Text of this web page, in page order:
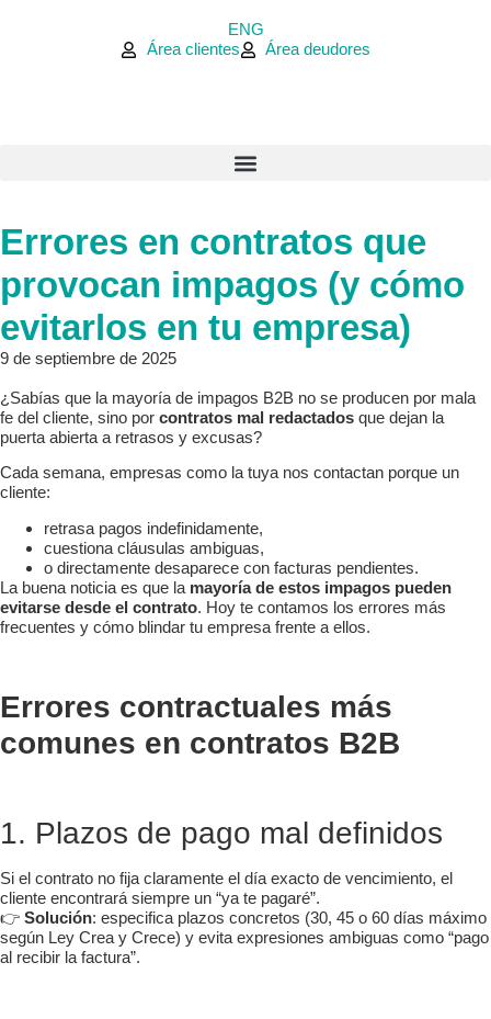
ENG
Área clientes
Área deudores
Errores en contratos que
provocan impagos (y cómo
evitarlos en tu empresa)
9 de septiembre de 2025
¿Sabías que la mayoría de impagos B2B no se producen por mala
fe del cliente, sino por contratos mal redactados que dejan la
puerta abierta a retrasos y excusas?
Cada semana, empresas como la tuya nos contactan porque un
cliente:
retrasa pagos indefinidamente,
cuestiona cláusulas ambiguas,
o directamente desaparece con facturas pendientes.
La buena noticia es que la mayoría de estos impagos pueden
evitarse desde el contrato. Hoy te contamos los errores más
frecuentes y cómo blindar tu empresa frente a ellos.
Errores contractuales más
comunes en contratos B2B
1. Plazos de pago mal definidos
Si el contrato no fija claramente el día exacto de vencimiento, el
cliente encontrará siempre un “ya te pagaré”.
👉 Solución: especifica plazos concretos (30, 45 o 60 días máximo
según Ley Crea y Crece) y evita expresiones ambiguas como “pago
al recibir la factura”.